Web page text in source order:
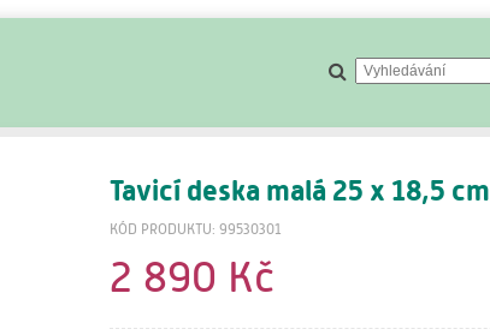
Tavicí deska malá 25 x 18,5 cm
KÓD PRODUKTU: 99530301
2 890 Kč